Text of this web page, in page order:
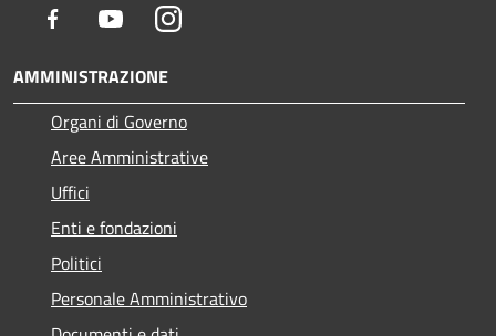
Facebook YoutubeInstagram
AMMINISTRAZIONE
Organi di Governo
Aree Amministrative
Uffici
Enti e fondazioni
Politici
Personale Amministrativo